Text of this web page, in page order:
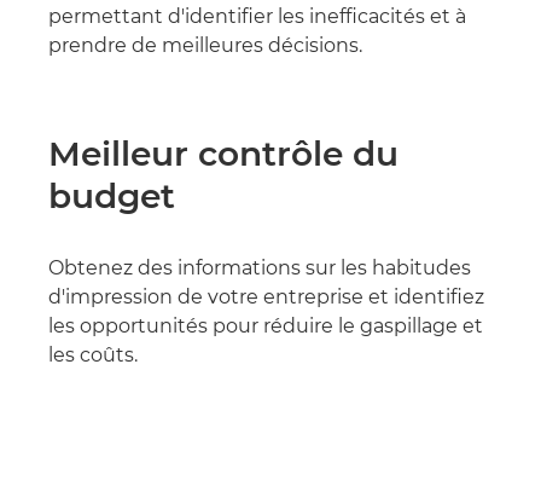
permettant d'identifier les inefficacités et à
prendre de meilleures décisions.
Meilleur contrôle du
budget
Obtenez des informations sur les habitudes
d'impression de votre entreprise et identifiez
les opportunités pour réduire le gaspillage et
les coûts.